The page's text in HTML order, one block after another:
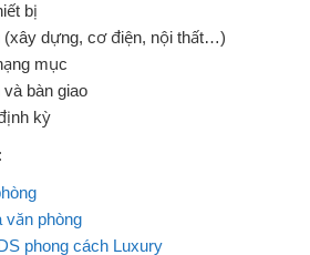
bị
(xây dựng, cơ điện, nội thất…)
mục
bàn giao
kỳ
phòng
phong cách Luxury